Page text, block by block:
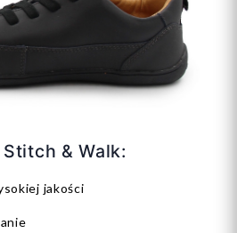
& Walk:
jakości